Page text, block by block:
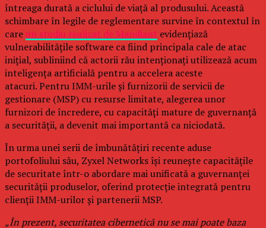
întreaga durată a ciclului de viață al produsului. Această
schimbare în legile de reglementare survine în contextul în
careun studiu realizat de Mandiant evidențiază
vulnerabilitățile software ca fiind principala cale de atac
inițial, subliniind că actorii rău intenționați utilizează acum
inteligența artificială pentru a accelera aceste
atacuri. Pentru IMM-urile și furnizorii de servicii de
gestionare (MSP) cu resurse limitate, alegerea unor
furnizori de încredere, cu capacități mature de guvernanță
a securității, a devenit mai importantă ca niciodată.
În urma unei serii de îmbunătățiri recente aduse
portofoliului său, Zyxel Networks își reunește capacitățile
de securitate într-o abordare mai unificată a guvernanței
securității produselor, oferind protecție integrată pentru
clienții IMM-urilor și partenerii MSP.
„În prezent, securitatea cibernetică nu se mai poate baza